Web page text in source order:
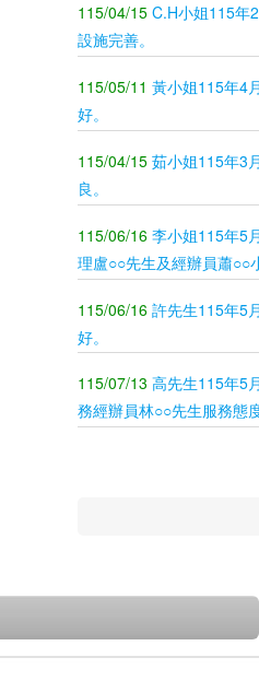
115/04/15 C.H小姐115年
設施完善。
115/05/11 黃小姐115年4
好。
115/04/15 茹小姐115年3
良。
115/06/16 李小姐115年5
理盧○○先生及經辦員蕭○○
115/06/16 許先生115年5
好。
115/07/13 高先生115年5
務經辦員林○○先生服務態